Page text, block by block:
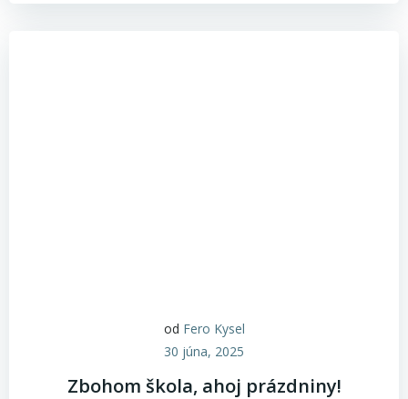
od Fero Kysel
30 júna, 2025
Zbohom škola, ahoj prázdniny!